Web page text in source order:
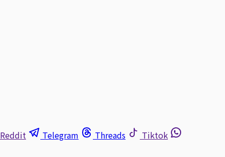
Reddit Telegram Threads
Tiktok